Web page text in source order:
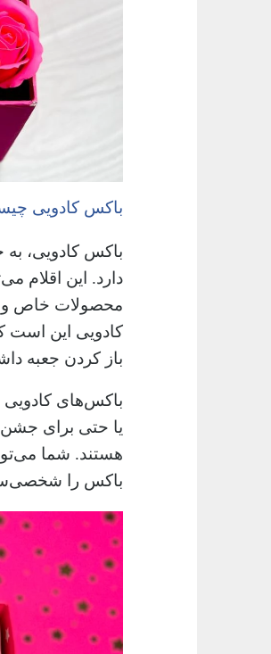
باکس کادویی
باکس کادویی، به
دارد. این اقلام
محصولات خاص و
کادویی این است
باز کردن جعبه
باکس‌های کادویی
یا حتی برای
هستند. شما
باکس را